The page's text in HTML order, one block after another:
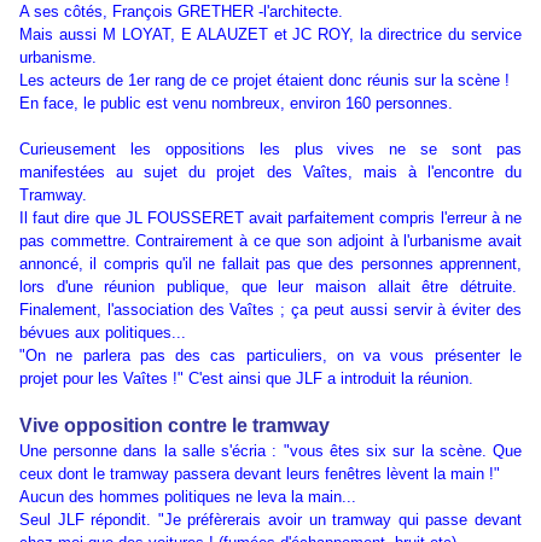
A ses côtés, François GRETHER -l'architecte.
Mais aussi M LOYAT, E ALAUZET et JC ROY, la directrice du service
urbanisme.
Les acteurs de 1er rang de ce projet étaient donc réunis sur la scène !
En face, le public est venu nombreux, environ 160 personnes.
Curieusement les oppositions les plus vives ne se sont pas
manifestées au sujet du projet des Vaîtes, mais à l'encontre du
Tramway.
Il faut dire que JL FOUSSERET avait parfaitement compris l'erreur à ne
pas commettre. Contrairement à ce que son adjoint à l'urbanisme avait
annoncé, il compris qu'il ne fallait pas que des personnes apprennent,
lors d'une réunion publique, que leur maison allait être détruite.
Finalement, l'association des Vaîtes ; ça peut aussi servir à éviter des
bévues aux politiques...
"On ne parlera pas des cas particuliers, on va vous présenter le
projet pour les Vaîtes !" C'est ainsi que JLF a introduit la réunion.
Vive opposition contre le tramway
Une personne dans la salle s'écria : "vous êtes six sur la scène. Que
ceux dont le tramway passera devant leurs fenêtres lèvent la main !"
Aucun des hommes politiques ne leva la main...
Seul JLF répondit. "Je préfèrerais avoir un tramway qui passe devant